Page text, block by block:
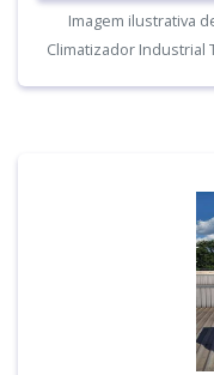
Imagem ilustrativa
Climatizador Industrial